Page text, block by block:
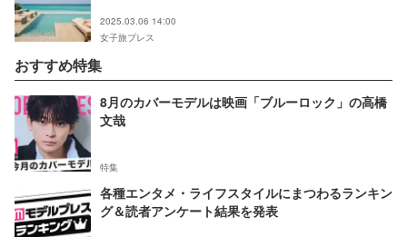
2025.03.06 14:00
女子旅プレス
おすすめ特集
8月のカバーモデルは映画「ブルーロック」の高橋
文哉
特集
各種エンタメ・ライフスタイルにまつわるランキン
グ＆読者アンケート結果を発表